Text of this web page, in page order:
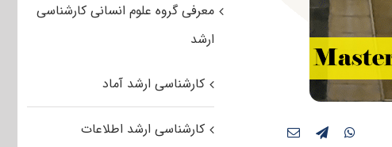
معرفی گروه علوم انسانی کارشناسی
ارشد
کارشناسی ارشد آماد
کارشناسی ارشد اطلاعات